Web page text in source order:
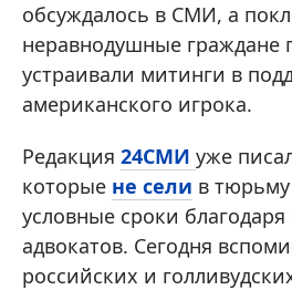
обсуждалось в СМИ, а
неравнодушные граждане
устраивали митинги в
американского игрока.
Редакция 24СМИ уже
которые не сели в
условные сроки
адвокатов. Сегодня
российских и